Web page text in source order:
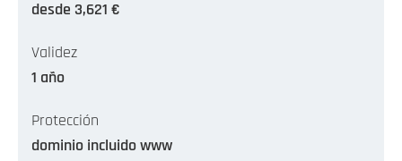
desde 3,621 €
Validez
1 año
Protección
dominio incluido www